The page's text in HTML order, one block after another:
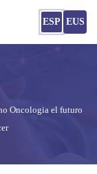
ESP EUS
Oncologia el futuro